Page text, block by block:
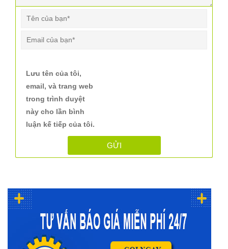
Lưu tên của tôi,
email, và trang web
trong trình duyệt
này cho lần bình
luận kế tiếp của tôi.